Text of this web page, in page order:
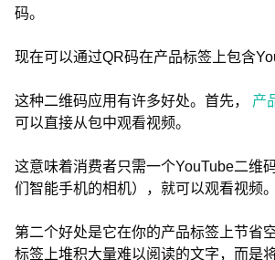
码。
现在可以通过QR码在产品标签上包含
这种二维码应用有许多好处。首先， 产
可以直接从包中观看视频。
这意味着消费者只需一个YouTube二维
们智能手机的相机），就可以观看视频。
第二个好处是它在你的产品标签上节省
标签上堆积大量难以阅读的文字，而是